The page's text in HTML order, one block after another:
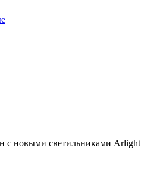
с новыми светильниками Arlight